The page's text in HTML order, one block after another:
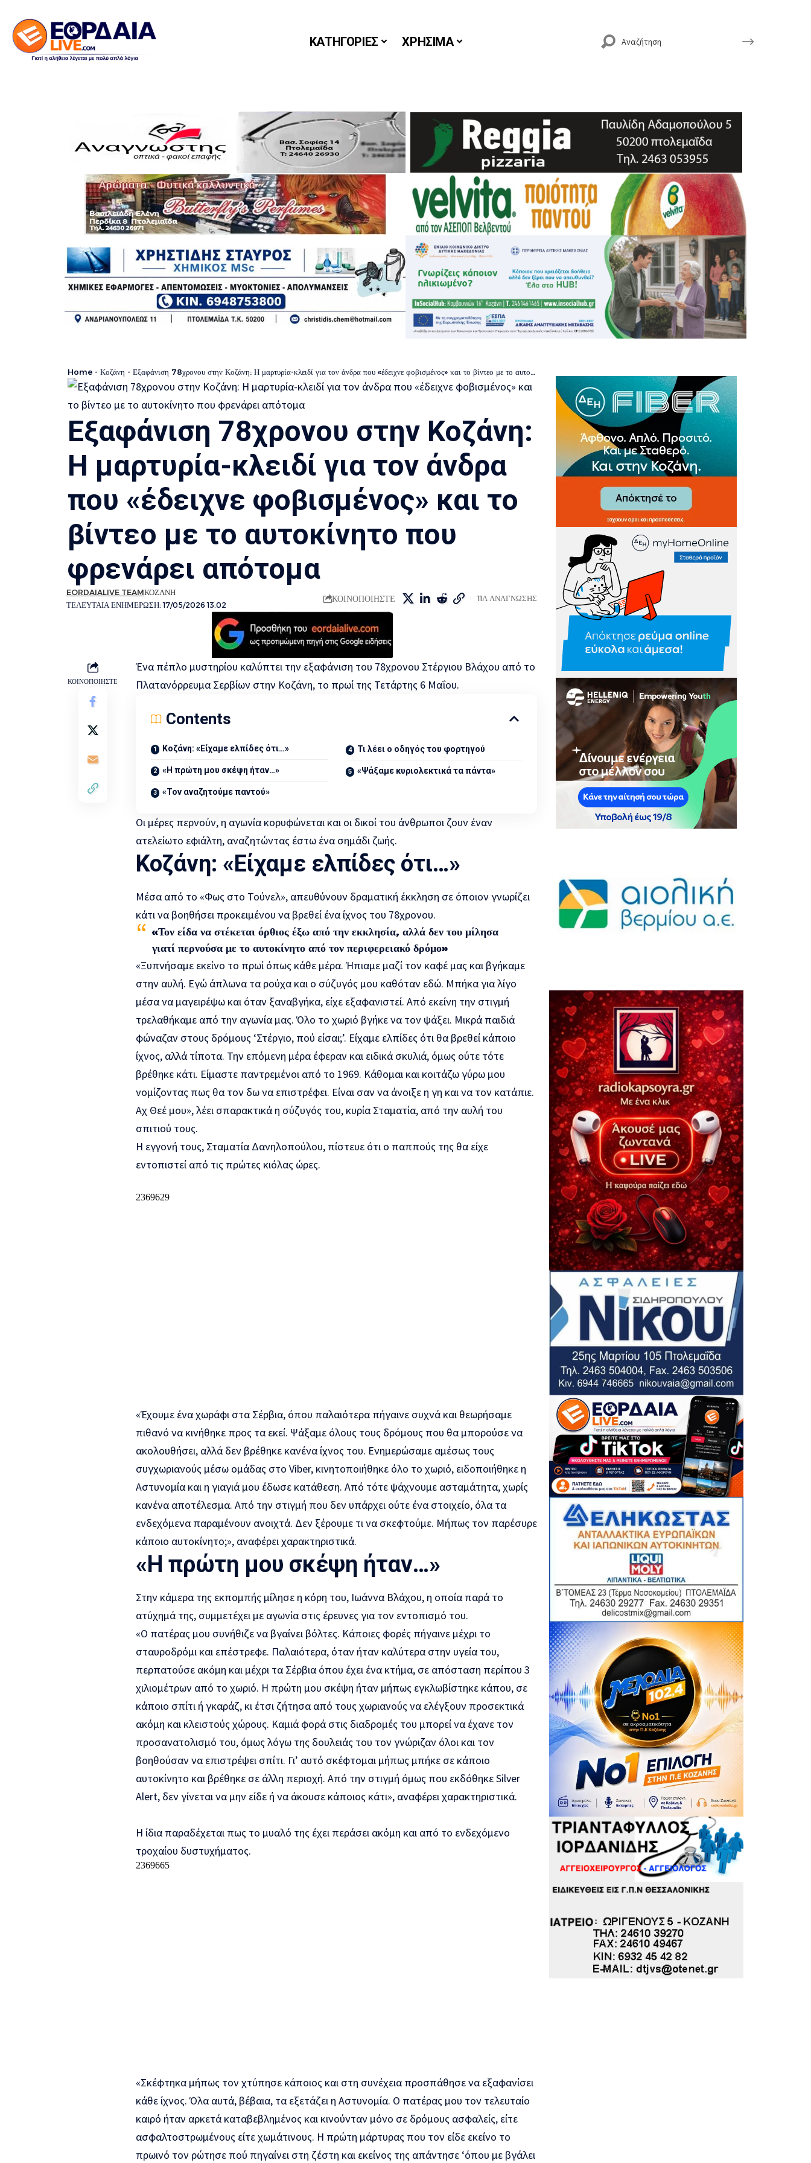
ΚΑΤΗΓΟΡΙΕΣ ΧΡΗΣΙΜΑ
Home - Κοζάνη - Εξαφάνιση 78χρονου στην Κοζάνη: Η μαρτυρία-κλειδί για τον άνδρα που «έδειχνε φοβισμένος» και το βίντεο με το αυτοκίνητο που φρενάρει απότομα
Εξαφάνιση 78χρονου στην Κοζάνη:
Η μαρτυρία-κλειδί για τον άνδρα
που «έδειχνε φοβισμένος» και το
βίντεο με το αυτοκίνητο που
φρενάρει απότομα
ΤΕΛΕΥΤΑΙΑ ΕΝΗΜΕΡΩΣΗ: 17/05/2026 13:02
EORDAIALIVE TEAMΚΟΖΑΝΗ
ΚΟΙΝΟΠΟΙΗΣΤΕ 11Λ ΑΝΑΓΝΩΣΗΣ
ΚΟΙΝΟΠΟΙΗΣΤΕ
Ένα πέπλο μυστηρίου καλύπτει την εξαφάνιση του 78χρονου Στέργιου Βλάχου από το
Πλατανόρρευμα Σερβίων στην Κοζάνη, το πρωί της Τετάρτης 6 Μαΐου.
Contents
Κοζάνη: «Είχαμε ελπίδες ότι…»
«Η πρώτη μου σκέψη ήταν…»
«Τον αναζητούμε παντού»
Τι λέει ο οδηγός του φορτηγού
«Ψάξαμε κυριολεκτικά τα πάντα»
Οι μέρες περνούν, η αγωνία κορυφώνεται και οι δικοί του άνθρωποι ζουν έναν
ατελείωτο εφιάλτη, αναζητώντας έστω ένα σημάδι ζωής.
Κοζάνη: «Είχαμε ελπίδες ότι…»
Μέσα από το «Φως στο Τούνελ», απευθύνουν δραματική έκκληση σε όποιον γνωρίζει
κάτι να βοηθήσει προκειμένου να βρεθεί ένα ίχνος του 78χρονου.
«Τον είδα να στέκεται όρθιος έξω από την εκκλησία, αλλά δεν του μίλησα
γιατί περνούσα με το αυτοκίνητο από τον περιφερειακό δρόμο»
«Ξυπνήσαμε εκείνο το πρωί όπως κάθε μέρα. Ήπιαμε μαζί τον καφέ μας και βγήκαμε
στην αυλή. Εγώ άπλωνα τα ρούχα και ο σύζυγός μου καθόταν εδώ. Μπήκα για λίγο
μέσα να μαγειρέψω και όταν ξαναβγήκα, είχε εξαφανιστεί. Από εκείνη την στιγμή
τρελαθήκαμε από την αγωνία μας. Όλο το χωριό βγήκε να τον ψάξει. Μικρά παιδιά
φώναζαν στους δρόμους ‘Στέργιο, πού είσαι;’. Είχαμε ελπίδες ότι θα βρεθεί κάποιο
ίχνος, αλλά τίποτα. Την επόμενη μέρα έφεραν και ειδικά σκυλιά, όμως ούτε τότε
βρέθηκε κάτι. Είμαστε παντρεμένοι από το 1969. Κάθομαι και κοιτάζω γύρω μου
νομίζοντας πως θα τον δω να επιστρέφει. Είναι σαν να άνοιξε η γη και να τον κατάπιε.
Αχ Θεέ μου», λέει σπαρακτικά η σύζυγός του, κυρία Σταματία, από την αυλή του
σπιτιού τους.
Η εγγονή τους, Σταματία Δανηλοπούλου, πίστευε ότι ο παππούς της θα είχε
εντοπιστεί από τις πρώτες κιόλας ώρες.
«Έχουμε ένα χωράφι στα Σέρβια, όπου παλαιότερα πήγαινε συχνά και θεωρήσαμε
πιθανό να κινήθηκε προς τα εκεί. Ψάξαμε όλους τους δρόμους που θα μπορούσε να
ακολουθήσει, αλλά δεν βρέθηκε κανένα ίχνος του. Ενημερώσαμε αμέσως τους
συγχωριανούς μέσω ομάδας στο Viber, κινητοποιήθηκε όλο το χωριό, ειδοποιήθηκε η
Αστυνομία και η γιαγιά μου έδωσε κατάθεση. Από τότε ψάχνουμε ασταμάτητα, χωρίς
κανένα αποτέλεσμα. Από την στιγμή που δεν υπάρχει ούτε ένα στοιχείο, όλα τα
ενδεχόμενα παραμένουν ανοιχτά. Δεν ξέρουμε τι να σκεφτούμε. Μήπως τον παρέσυρε
κάποιο αυτοκίνητο;», αναφέρει χαρακτηριστικά.
«Η πρώτη μου σκέψη ήταν…»
Στην κάμερα της εκπομπής μίλησε η κόρη του, Ιωάννα Βλάχου, η οποία παρά το
ατύχημά της, συμμετέχει με αγωνία στις έρευνες για τον εντοπισμό του.
«Ο πατέρας μου συνήθιζε να βγαίνει βόλτες. Κάποιες φορές πήγαινε μέχρι το
σταυροδρόμι και επέστρεφε. Παλαιότερα, όταν ήταν καλύτερα στην υγεία του,
περπατούσε ακόμη και μέχρι τα Σέρβια όπου έχει ένα κτήμα, σε απόσταση περίπου 3
χιλιομέτρων από το χωριό. Η πρώτη μου σκέψη ήταν μήπως εγκλωβίστηκε κάπου, σε
κάποιο σπίτι ή γκαράζ, κι έτσι ζήτησα από τους χωριανούς να ελέγξουν προσεκτικά
ακόμη και κλειστούς χώρους. Καμιά φορά στις διαδρομές του μπορεί να έχανε τον
προσανατολισμό του, όμως λόγω της δουλειάς του τον γνώριζαν όλοι και τον
βοηθούσαν να επιστρέψει σπίτι. Γι’ αυτό σκέφτομαι μήπως μπήκε σε κάποιο
αυτοκίνητο και βρέθηκε σε άλλη περιοχή. Από την στιγμή όμως που εκδόθηκε Silver
Alert, δεν γίνεται να μην είδε ή να άκουσε κάποιος κάτι», αναφέρει χαρακτηριστικά.
Η ίδια παραδέχεται πως το μυαλό της έχει περάσει ακόμη και από το ενδεχόμενο
τροχαίου δυστυχήματος.
«Σκέφτηκα μήπως τον χτύπησε κάποιος και στη συνέχεια προσπάθησε να εξαφανίσει
κάθε ίχνος. Όλα αυτά, βέβαια, τα εξετάζει η Αστυνομία. Ο πατέρας μου τον τελευταίο
καιρό ήταν αρκετά καταβεβλημένος και κινούνταν μόνο σε δρόμους ασφαλείς, είτε
ασφαλτοστρωμένους είτε χωμάτινους. Η πρώτη μάρτυρας που τον είδε εκείνο το
πρωινό τον ρώτησε πού πηγαίνει στη ζέστη και εκείνος της απάντησε ‘όπου με βγάλει